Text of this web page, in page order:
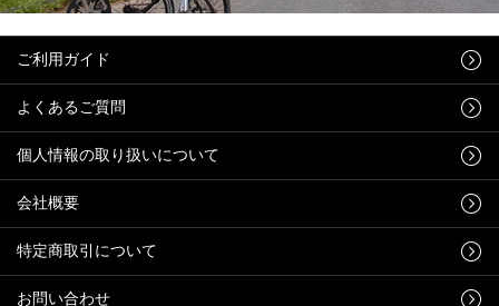
ご利用ガイド
よくあるご質問
個人情報の取り扱いについて
会社概要
特定商取引について
お問い合わせ